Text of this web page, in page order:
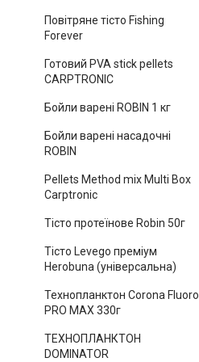
Повітряне тісто Fishing
Forever
Готовий PVA stick pellets
CARPTRONIC
Бойли варені ROBIN 1 кг
Бойли варені насадочні
ROBIN
Pellets Method mix Multi Box
Carptronic
Тісто протеїнове Robin 50г
Тісто Levego преміум
Herobuna (універсальна)
Технопланктон Corona Fluoro
PRO MAX 330г
ТЕХНОПЛАНКТОН
DOMINATOR